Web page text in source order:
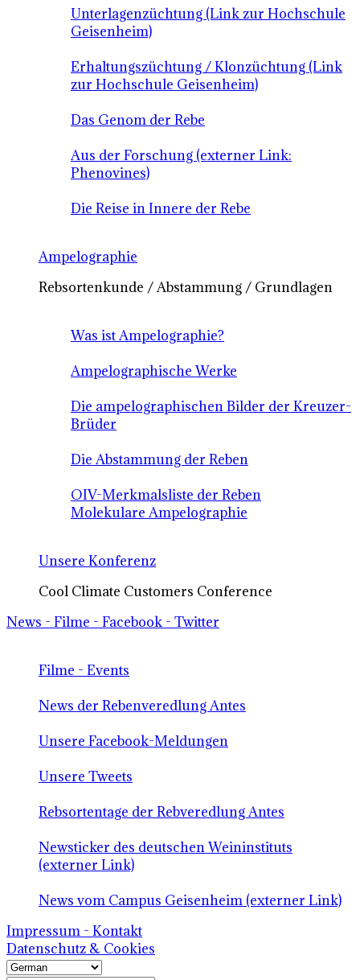
Unterlagenzüchtung (Link zur Hochschule
Geisenheim)
Erhaltungszüchtung / Klonzüchtung (Link
zur Hochschule Geisenheim)
Das Genom der Rebe
Aus der Forschung (externer Link:
Phenovines)
Die Reise in Innere der Rebe
Ampelographie
Rebsortenkunde / Abstammung / Grundlagen
Was ist Ampelographie?
Ampelographische Werke
Die ampelographischen Bilder der Kreuzer-
Brüder
Die Abstammung der Reben
OIV-Merkmalsliste der Reben
Molekulare Ampelographie
Unsere Konferenz
Cool Climate Customers Conference
News - Filme - Facebook - Twitter
Filme - Events
News der Rebenveredlung Antes
Unsere Facebook-Meldungen
Unsere Tweets
Rebsortentage der Rebveredlung Antes
Newsticker des deutschen Weininstituts
(externer Link)
News vom Campus Geisenheim (externer Link)
Impressum - Kontakt
Datenschutz & Cookies